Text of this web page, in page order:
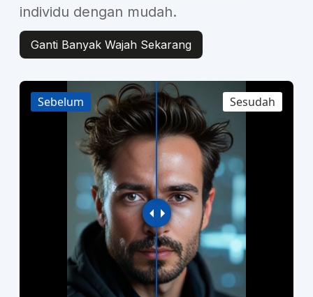
individu dengan mudah.
Ganti Banyak Wajah Sekarang
Sesudah
Sebelum